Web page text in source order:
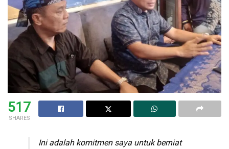
517
SHARES
Ini adalah komitmen saya untuk berniat